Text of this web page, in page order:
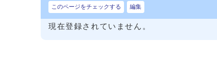
このページをチェックする 編集
現在登録されていません。